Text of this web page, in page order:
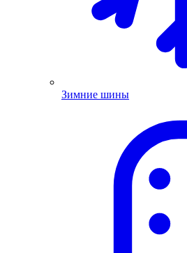
Зимние шины